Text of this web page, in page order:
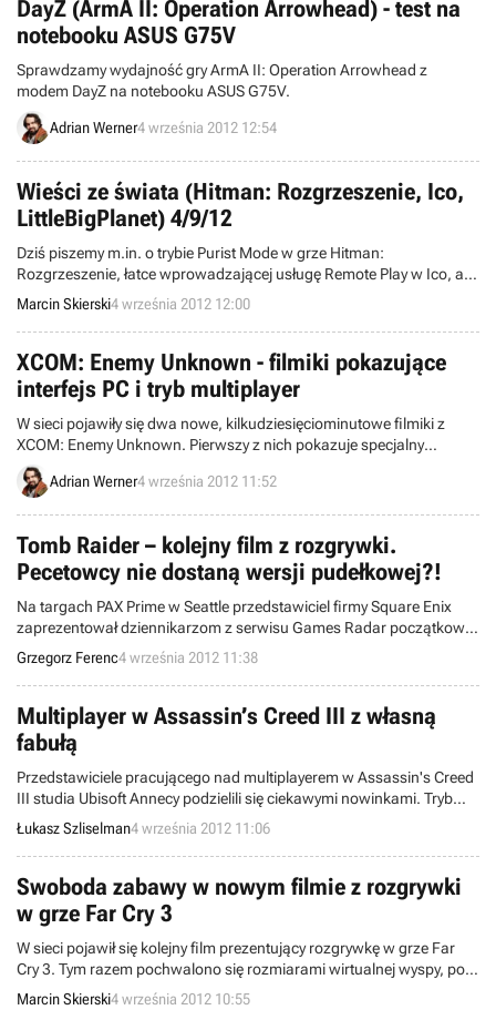
DayZ (ArmA II: Operation Arrowhead) - test na
notebooku ASUS G75V
Sprawdzamy wydajność gry ArmA II: Operation Arrowhead z
modem DayZ na notebooku ASUS G75V.
Adrian Werner4 września 2012 12:54
Wieści ze świata (Hitman: Rozgrzeszenie, Ico,
LittleBigPlanet) 4/9/12
Dziś piszemy m.in. o trybie Purist Mode w grze Hitman:
Rozgrzeszenie, łatce wprowadzającej usługę Remote Play w Ico, a
także osiągnięciu statusu gold przez LittleBigPlanet w wersji na
PlayStation Vita. Witamy w wieściach ze świata - codziennej porcji
krótkich wiadomości.
Marcin Skierski4 września 2012 12:00
XCOM: Enemy Unknown - filmiki pokazujące
interfejs PC i tryb multiplayer
W sieci pojawiły się dwa nowe, kilkudziesięciominutowe filmiki z
XCOM: Enemy Unknown. Pierwszy z nich pokazuje specjalny
interfejs przygotowany dla wersji pecetowej, a drugi stanowi zapis
rozgrywki z trybu multiplayer.
Adrian Werner4 września 2012 11:52
Tomb Raider – kolejny film z rozgrywki.
Pecetowcy nie dostaną wersji pudełkowej?!
Na targach PAX Prime w Seattle przedstawiciel firmy Square Enix
zaprezentował dziennikarzom z serwisu Games Radar początkowy
fragment rozgrywki z nadchodzącej gry Tomb Raider. Gameplay
pochodzi z zaawansowanej wersji alfa i jest dłuższą wersją znanych
już materiałów wideo z produkcji studia Crystal Dynamics.
Grzegorz Ferenc4 września 2012 11:38
Multiplayer w Assassin’s Creed III z własną
fabułą
Przedstawiciele pracującego nad multiplayerem w Assassin's Creed
III studia Ubisoft Annecy podzielili się ciekawymi nowinkami. Tryb
wieloosobowy opowie własną historię, równoległą z poczynaniami
Desmonda. Zabawę urozmaicą comiesięczne wyzwania,
dynamicznie zmieniająca się pogoda i zabójstwa z wykorzystaniem
otoczenia
Łukasz Szliselman4 września 2012 11:06
Swoboda zabawy w nowym filmie z rozgrywki
w grze Far Cry 3
W sieci pojawił się kolejny film prezentujący rozgrywkę w grze Far
Cry 3. Tym razem pochwalono się rozmiarami wirtualnej wyspy, po
jakiej przyjdzie poruszać się graczom, a także oferowaną swobodą
Marcin Skierski4 września 2012 10:55